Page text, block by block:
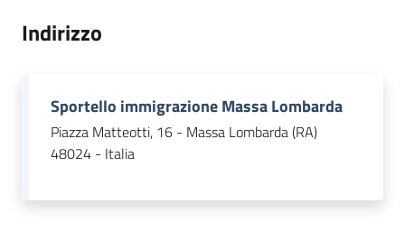
Indirizzo
Sportello immigrazione Massa Lombarda
Piazza Matteotti, 16 - Massa Lombarda (RA)
48024 - Italia